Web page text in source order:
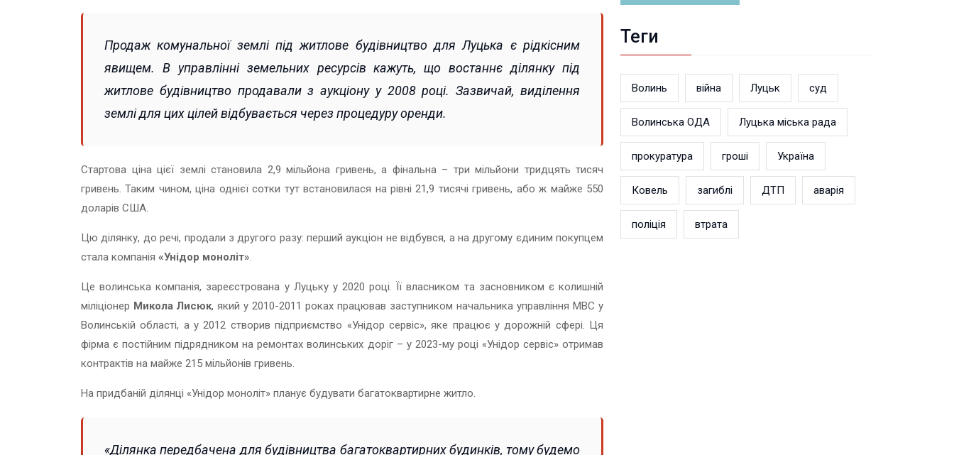
Продаж комунальної землі під житлове будівництво для Луцька є рідкісним
явищем. В управлінні земельних ресурсів кажуть, що востаннє ділянку під
житлове будівництво продавали з аукціону у 2008 році. Зазвичай, виділення
землі для цих цілей відбувається через процедуру оренди.
Стартова ціна цієї землі становила 2,9 мільйона гривень, а фінальна – три мільйони тридцять тисяч
гривень. Таким чином, ціна однієї сотки тут встановилася на рівні 21,9 тисячі гривень, або ж майже 550
доларів США.
Цю ділянку, до речі, продали з другого разу: перший аукціон не відбувся, а на другому єдиним покупцем
стала компанія «Унідор моноліт».
Це волинська компанія, зареєстрована у Луцьку у 2020 році. Її власником та засновником є колишній
міліціонер Микола Лисюк, який у 2010-2011 роках працював заступником начальника управління МВС у
Волинській області, а у 2012 створив підприємство «Унідор сервіс», яке працює у дорожній сфері. Ця
фірма є постійним підрядником на ремонтах волинських доріг – у 2023-му році «Унідор сервіс» отримав
контрактів на майже 215 мільйонів гривень.
На придбаній ділянці «Унідор моноліт» планує будувати багатоквартирне житло.
«Ділянка передбачена для будівництва багатоквартирних будинків, тому будемо
Теги
Волинь війна Луцьк суд
Волинська ОДА Луцька міська рада
прокуратура гроші Україна
Ковель загиблі ДТП аварія
поліція втрата